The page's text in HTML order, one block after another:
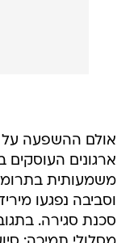
אולם ההשפעה על
ארגונים העוסקים
משמעותית
וסביבה נפגעו
סכנת סגירה.